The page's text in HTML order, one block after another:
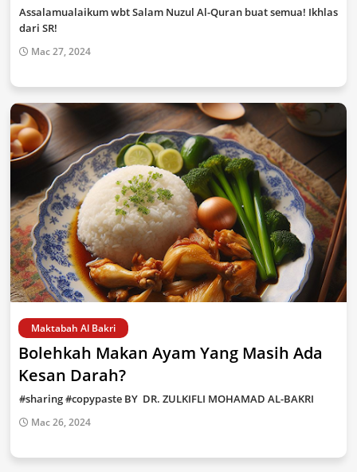
Assalamualaikum wbt Salam Nuzul Al-Quran buat semua! Ikhlas
dari SR!
Mac 27, 2024
Maktabah Al Bakri
Bolehkah Makan Ayam Yang Masih Ada
Kesan Darah?
#sharing #copypaste BY DR. ZULKIFLI MOHAMAD AL-BAKRI
Mac 26, 2024